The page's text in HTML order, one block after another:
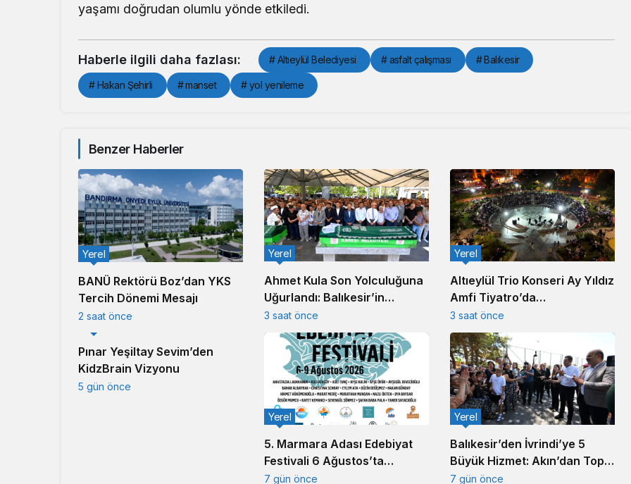
yaşamı doğrudan olumlu yönde etkiledi.
Haberle ilgili daha fazlası: # Altıeylül Belediyesi # asfalt çalışması # Balıkesir
# Hakan Şehirli # manset # yol yenileme
Benzer Haberler
BANÜ Rektörü Boz’dan YKS
Tercih Dönemi Mesajı
Yerel
2 saat önce
Ahmet Kula Son Yolculuğuna
Uğurlandı: Balıkesir’in
Duayen Sanayicisi Defnedildi
Yerel
3 saat önce
Altıeylül Trio Konseri Ay Yıldız
Amfi Tiyatro’da
Müzikseverleri Buluşturdu
Yerel
3 saat önce
Pınar Yeşiltay Sevim’den
KidzBrain Vizyonu
5 gün önce
5. Marmara Adası Edebiyat
Festivali 6 Ağustos’ta
başlıyor
Yerel
7 gün önce
Balıkesir’den İvrindi’ye 5
Büyük Hizmet: Akın’dan Toplu
Açılış Töreni
Yerel
7 gün önce